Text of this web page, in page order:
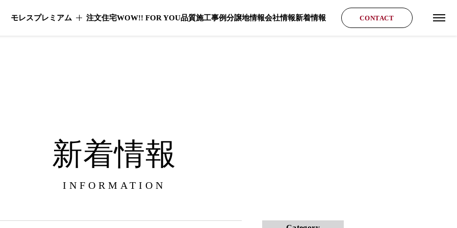
モレスプレミアム モレスプレミアムのメニューを開く
注文住宅WOW!! FOR YOU品質施工事例分譲地情報会社情報新着情報 CONTACT
グロ
新着情報
INFORMATION